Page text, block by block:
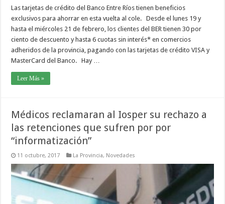
Las tarjetas de crédito del Banco Entre Ríos tienen beneficios
exclusivos para ahorrar en esta vuelta al cole. Desde el lunes 19 y
hasta el miércoles 21 de febrero, los clientes del BER tienen 30 por
ciento de descuento y hasta 6 cuotas sin interés* en comercios
adheridos de la provincia, pagando con las tarjetas de crédito VISA y
MasterCard del Banco. Hay …
Leer Más »
Médicos reclamaran al Iosper su rechazo a
las retenciones que sufren por por
“informatización”
11 octubre, 2017 La Provincia, Novedades